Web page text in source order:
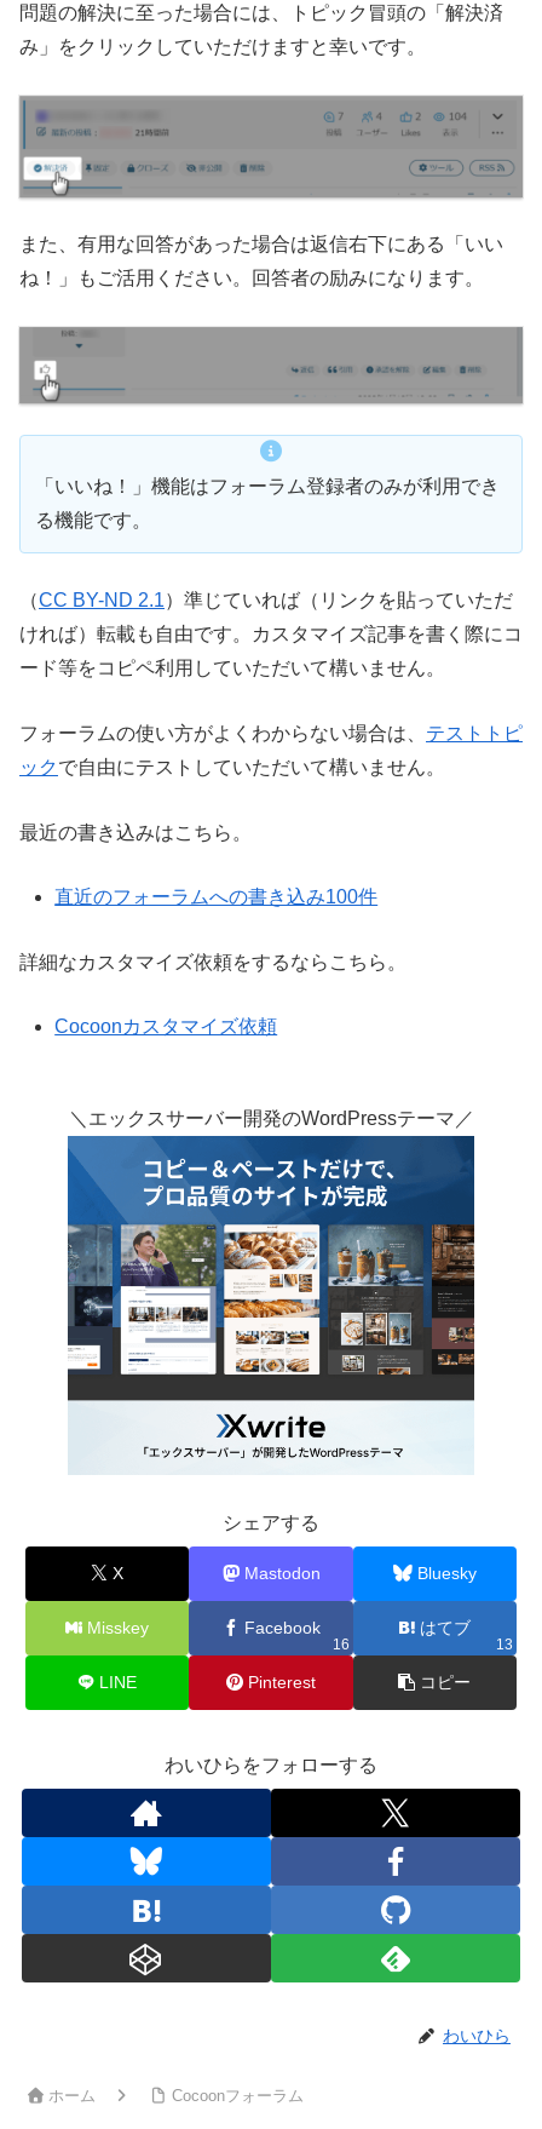
問題の解決に至った場合には、トピック冒頭の「解決済
み」をクリックしていただけますと幸いです。
また、有用な回答があった場合は返信右下にある「いい
ね！」もご活用ください。回答者の励みになります。
「いいね！」機能はフォーラム登録者のみが利用でき
る機能です。
（CC BY-ND 2.1）準じていれば（リンクを貼っていただ
ければ）転載も自由です。カスタマイズ記事を書く際にコ
ード等をコピペ利用していただいて構いません。
フォーラムの使い方がよくわからない場合は、 テストトピ
ックで自由にテストしていただいて構いません。
最近の書き込みはこちら。
直近のフォーラムへの書き込み100件
詳細なカスタマイズ依頼をするならこちら。
Cocoonカスタマイズ依頼
＼エックスサーバー開発のWordPressテーマ／
シェアする
X Mastodon Bluesky
Misskey Facebook
16
はてブ
13
LINE Pinterest コピー
わいひらをフォローする
わいひら
ホーム Cocoonフォーラム